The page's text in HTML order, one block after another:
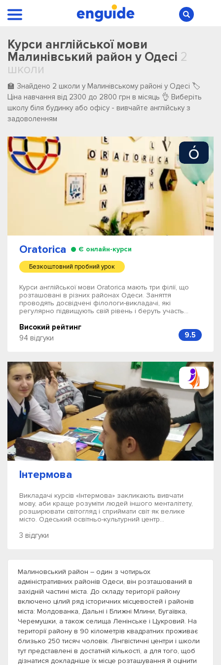
Курси англійської мови
Малинівський район у Одесі 2
школи
🏫 Знайдено 2 школи у Малинівському районі у Одесі 🏷️
Ціна навчання від 2300 до 2800 грн в місяць 👌 Виберіть
школу біля будинку або офісу - вивчайте англійську з
задоволенням
Малиновський район – один з чотирьох
адміністративних районів Одеси, він розташований в
західній частині міста. До складу території району
включено цілий ряд історичних місцевостей і районів
міста: Молдованка, Дальні і Ближні Млини, Бугаївка,
Черемушки, а також селища Ленінське і Цукровий. На
території району в 90 кілометрів квадратних проживає
близько 250 тисяч чоловік. Лінгвістичні центри і школи
тут представлені в достатній кількості, а для того, щоб
дізнатися докладніше їх місце розташування й оцінити
Oratorica Є онлайн-курси
Безкоштовний пробний урок
Курси англійської мови Oratorica мають три філії, що
розташовані в різних районах Одеси. Заняття
проводять досвідчені філологи-викладачі, які
регулярно підвищують свій рівень і беруть участь...
Високий рейтинг
94 відгуки
9.5
Інтермова
Викладачі курсів «Інтермова» закликають вивчати
мову, аби краще розуміти людей іншого менталітету,
розширювати світогляд і сприймати світ як велике
місто. Одеський освітньо-культурний центр...
3 відгуки